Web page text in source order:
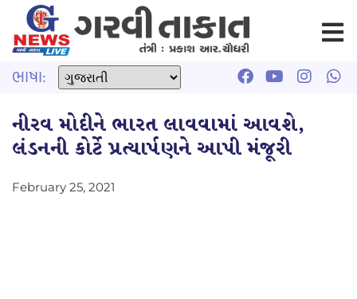
ભાષા:
નીરવ મોદીને ભારત લાવવામાં આવશે,
લંડનની કોર્ટે પ્રત્યાર્પણને આપી મંજૂરી
February 25, 2021